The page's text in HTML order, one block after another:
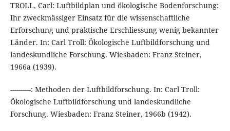
TROLL, Carl: Luftbildplan und ökologische Bodenforschung:
Ihr zweckmässiger Einsatz für die wissenschaftliche
Erforschung und praktische Erschliessung wenig bekannter
Länder. In: Carl Troll: Ökologische Luftbildforschung und
landeskundliche Forschung. Wiesbaden: Franz Steiner,
1966a (1939).
----------: Methoden der Luftbildforschung. In: Carl Troll:
Ökologische Luftbildforschung und landeskundliche
Forschung. Wiesbaden: Franz Steiner, 1966b (1942).